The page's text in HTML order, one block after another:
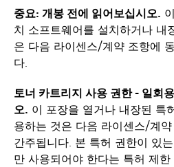
중요: 개봉 전에 읽어보십시오.
치 소프트웨어를 설치하거나 내
은 다음 라이센스/계약 조항에
다.
토너 카트리지 사용 권한 - 일회
오. 이 포장을 열거나 내장된 특
용하는 것은 다음 라이센스/계
간주됩니다. 본 특허 권한이 있
만 사용되어야 한다는 특허 제